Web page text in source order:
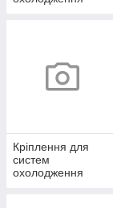
Кріплення для
систем
охолодження